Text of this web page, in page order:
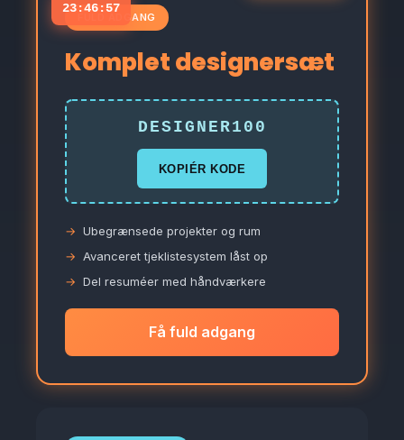
23:46:56
FULD ADGANG
Komplet designersæt
DESIGNER100
KOPIÉR KODE
Ubegrænsede projekter og rum
Avanceret tjeklistesystem låst op
Del resuméer med håndværkere
Få fuld adgang